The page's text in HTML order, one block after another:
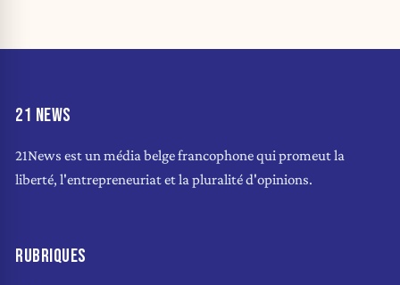
21 NEWS
21News est un média belge francophone qui promeut la
liberté, l'entrepreneuriat et la pluralité d'opinions.
RUBRIQUES